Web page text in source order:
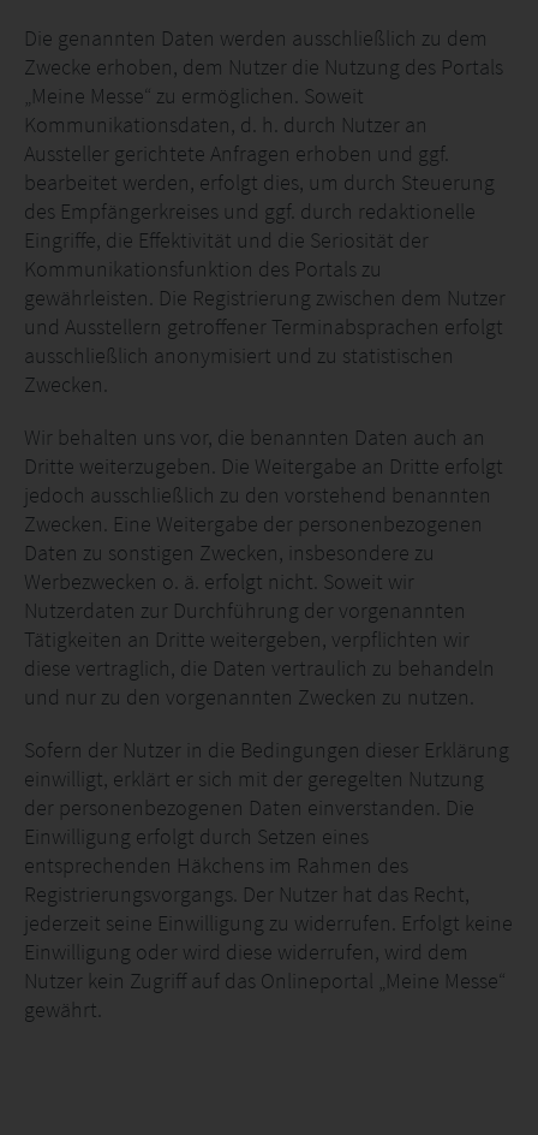
Die genannten Daten werden ausschließlich zu dem
Zwecke erhoben, dem Nutzer die Nutzung des Portals
„Meine Messe“ zu ermöglichen. Soweit
Kommunikationsdaten, d. h. durch Nutzer an
Aussteller gerichtete Anfragen erhoben und ggf.
bearbeitet werden, erfolgt dies, um durch Steuerung
des Empfängerkreises und ggf. durch redaktionelle
Eingriffe, die Effektivität und die Seriosität der
Kommunikationsfunktion des Portals zu
gewährleisten. Die Registrierung zwischen dem Nutzer
und Ausstellern getroffener Terminabsprachen erfolgt
ausschließlich anonymisiert und zu statistischen
Zwecken.
Wir behalten uns vor, die benannten Daten auch an
Dritte weiterzugeben. Die Weitergabe an Dritte erfolgt
jedoch ausschließlich zu den vorstehend benannten
Zwecken. Eine Weitergabe der personenbezogenen
Daten zu sonstigen Zwecken, insbesondere zu
Werbezwecken o. ä. erfolgt nicht. Soweit wir
Nutzerdaten zur Durchführung der vorgenannten
Tätigkeiten an Dritte weitergeben, verpflichten wir
diese vertraglich, die Daten vertraulich zu behandeln
und nur zu den vorgenannten Zwecken zu nutzen.
Sofern der Nutzer in die Bedingungen dieser Erklärung
einwilligt, erklärt er sich mit der geregelten Nutzung
der personenbezogenen Daten einverstanden. Die
Einwilligung erfolgt durch Setzen eines
entsprechenden Häkchens im Rahmen des
Registrierungsvorgangs. Der Nutzer hat das Recht,
jederzeit seine Einwilligung zu widerrufen. Erfolgt keine
Einwilligung oder wird diese widerrufen, wird dem
Nutzer kein Zugriff auf das Onlineportal „Meine Messe“
gewährt.